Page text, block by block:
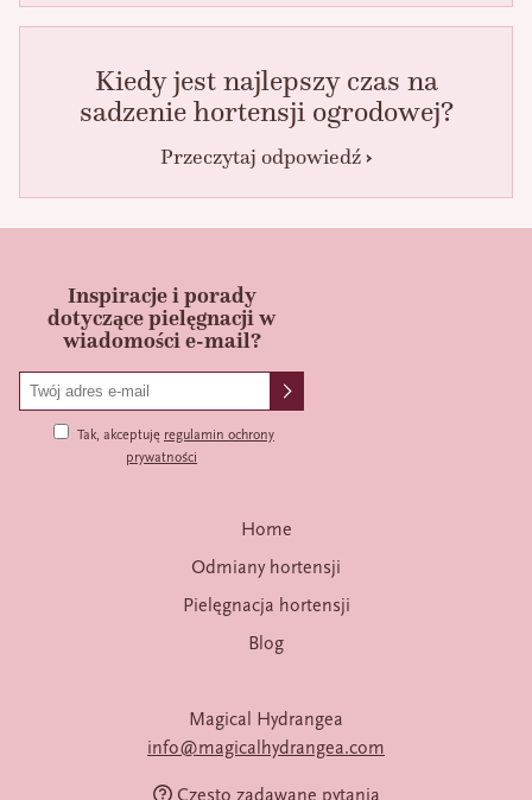
Kiedy jest najlepszy czas na
sadzenie hortensji ogrodowej?
Przeczytaj odpowiedź
Inspiracje i porady
dotyczące pielęgnacji w
wiadomości e-mail?
Tak, akceptuję regulamin ochrony
prywatności
Home
Odmiany hortensji
Pielęgnacja hortensji
Blog
Magical Hydrangea
info@magicalhydrangea.com
Często zadawane pytania